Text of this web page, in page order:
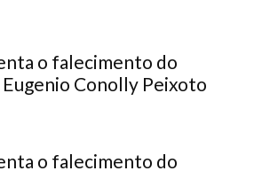
o falecimento do
Conolly Peixoto
o falecimento do